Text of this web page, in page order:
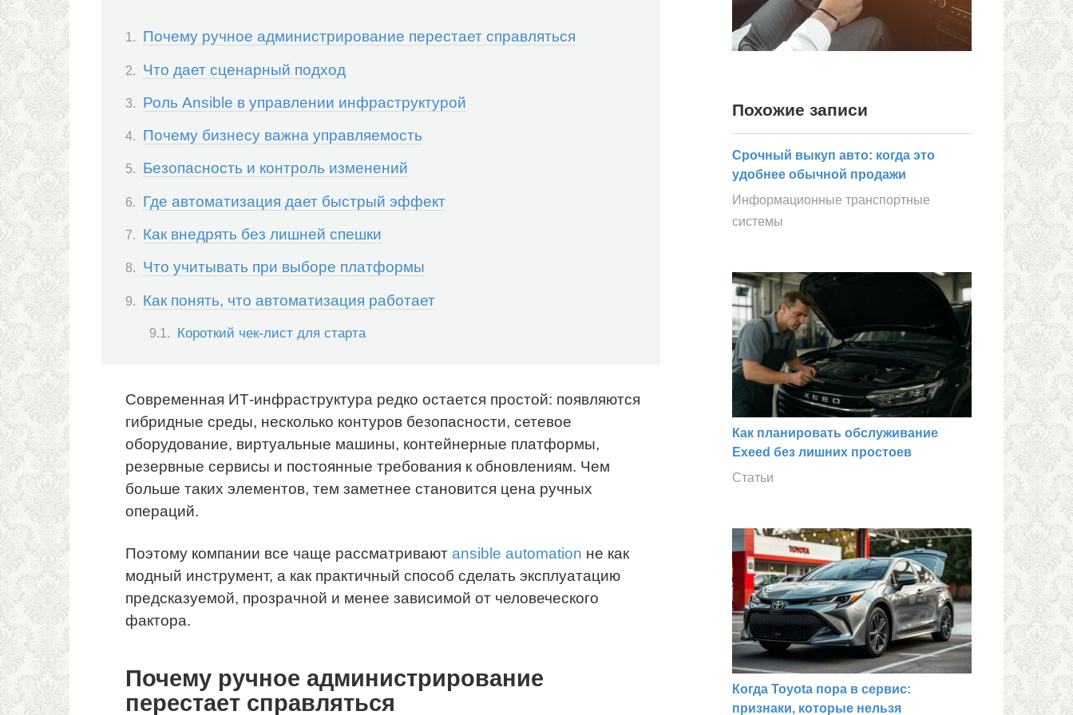
Почему ручное администрирование перестает справляться
Что дает сценарный подход
Роль Ansible в управлении инфраструктурой
Почему бизнесу важна управляемость
Безопасность и контроль изменений
Где автоматизация дает быстрый эффект
Как внедрять без лишней спешки
Что учитывать при выборе платформы
Как понять, что автоматизация работает
Короткий чек-лист для старта
Современная ИТ-инфраструктура редко остается простой: появляются
гибридные среды, несколько контуров безопасности, сетевое
оборудование, виртуальные машины, контейнерные платформы,
резервные сервисы и постоянные требования к обновлениям. Чем
больше таких элементов, тем заметнее становится цена ручных
операций.
Поэтому компании все чаще рассматривают ansible automation не как
модный инструмент, а как практичный способ сделать эксплуатацию
предсказуемой, прозрачной и менее зависимой от человеческого
фактора.
Почему ручное администрирование
перестает справляться
Похожие записи
Срочный выкуп авто: когда это
удобнее обычной продажи
Информационные транспортные
системы
Как планировать обслуживание
Exeed без лишних простоев
Статьи
Когда Toyota пора в сервис:
признаки, которые нельзя